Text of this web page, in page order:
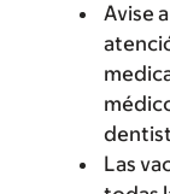
Avise
Las